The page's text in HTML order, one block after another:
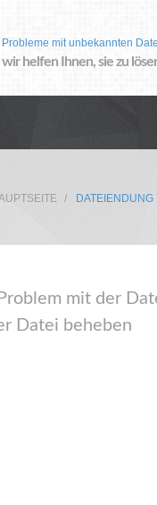
mit unbekannten
helfen Ihnen, sie zu
DATEIENDUNG
mit der
Datei beheben